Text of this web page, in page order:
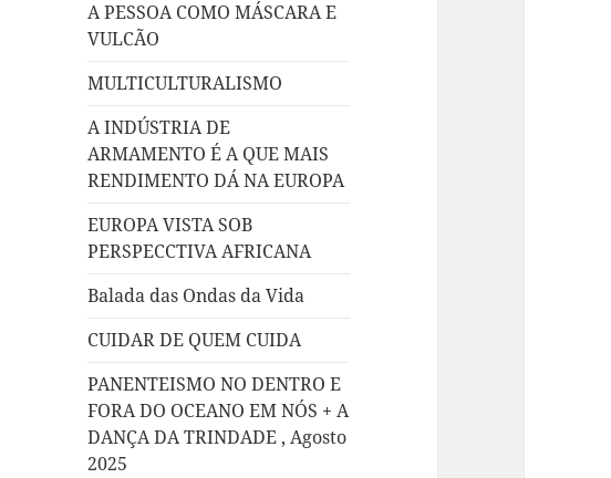
A PESSOA COMO MÁSCARA E
VULCÃO
MULTICULTURALISMO
A INDÚSTRIA DE
ARMAMENTO É A QUE MAIS
RENDIMENTO DÁ NA EUROPA
EUROPA VISTA SOB
PERSPECCTIVA AFRICANA
Balada das Ondas da Vida
CUIDAR DE QUEM CUIDA
PANENTEISMO NO DENTRO E
FORA DO OCEANO EM NÓS + A
DANÇA DA TRINDADE , Agosto
2025